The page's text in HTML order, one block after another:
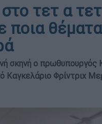
τετ α
θέματα
σκηνή ο
Καγκελάριo Φρίντριχ